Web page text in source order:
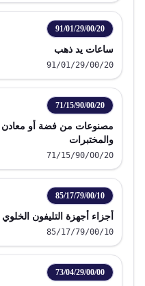
91/01/29/00/20
ساعات يد ذهب
91/01/29/00/20
71/15/90/00/20
مصنوعات من فضة أو معادن
والمختبرات
71/15/90/00/20
85/17/79/00/10
أجزاء أجهزة التليفون
85/17/79/00/10
73/04/29/00/00